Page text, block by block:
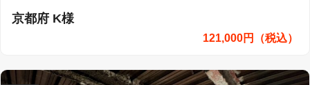
京都府 K様
121,000円（税込）